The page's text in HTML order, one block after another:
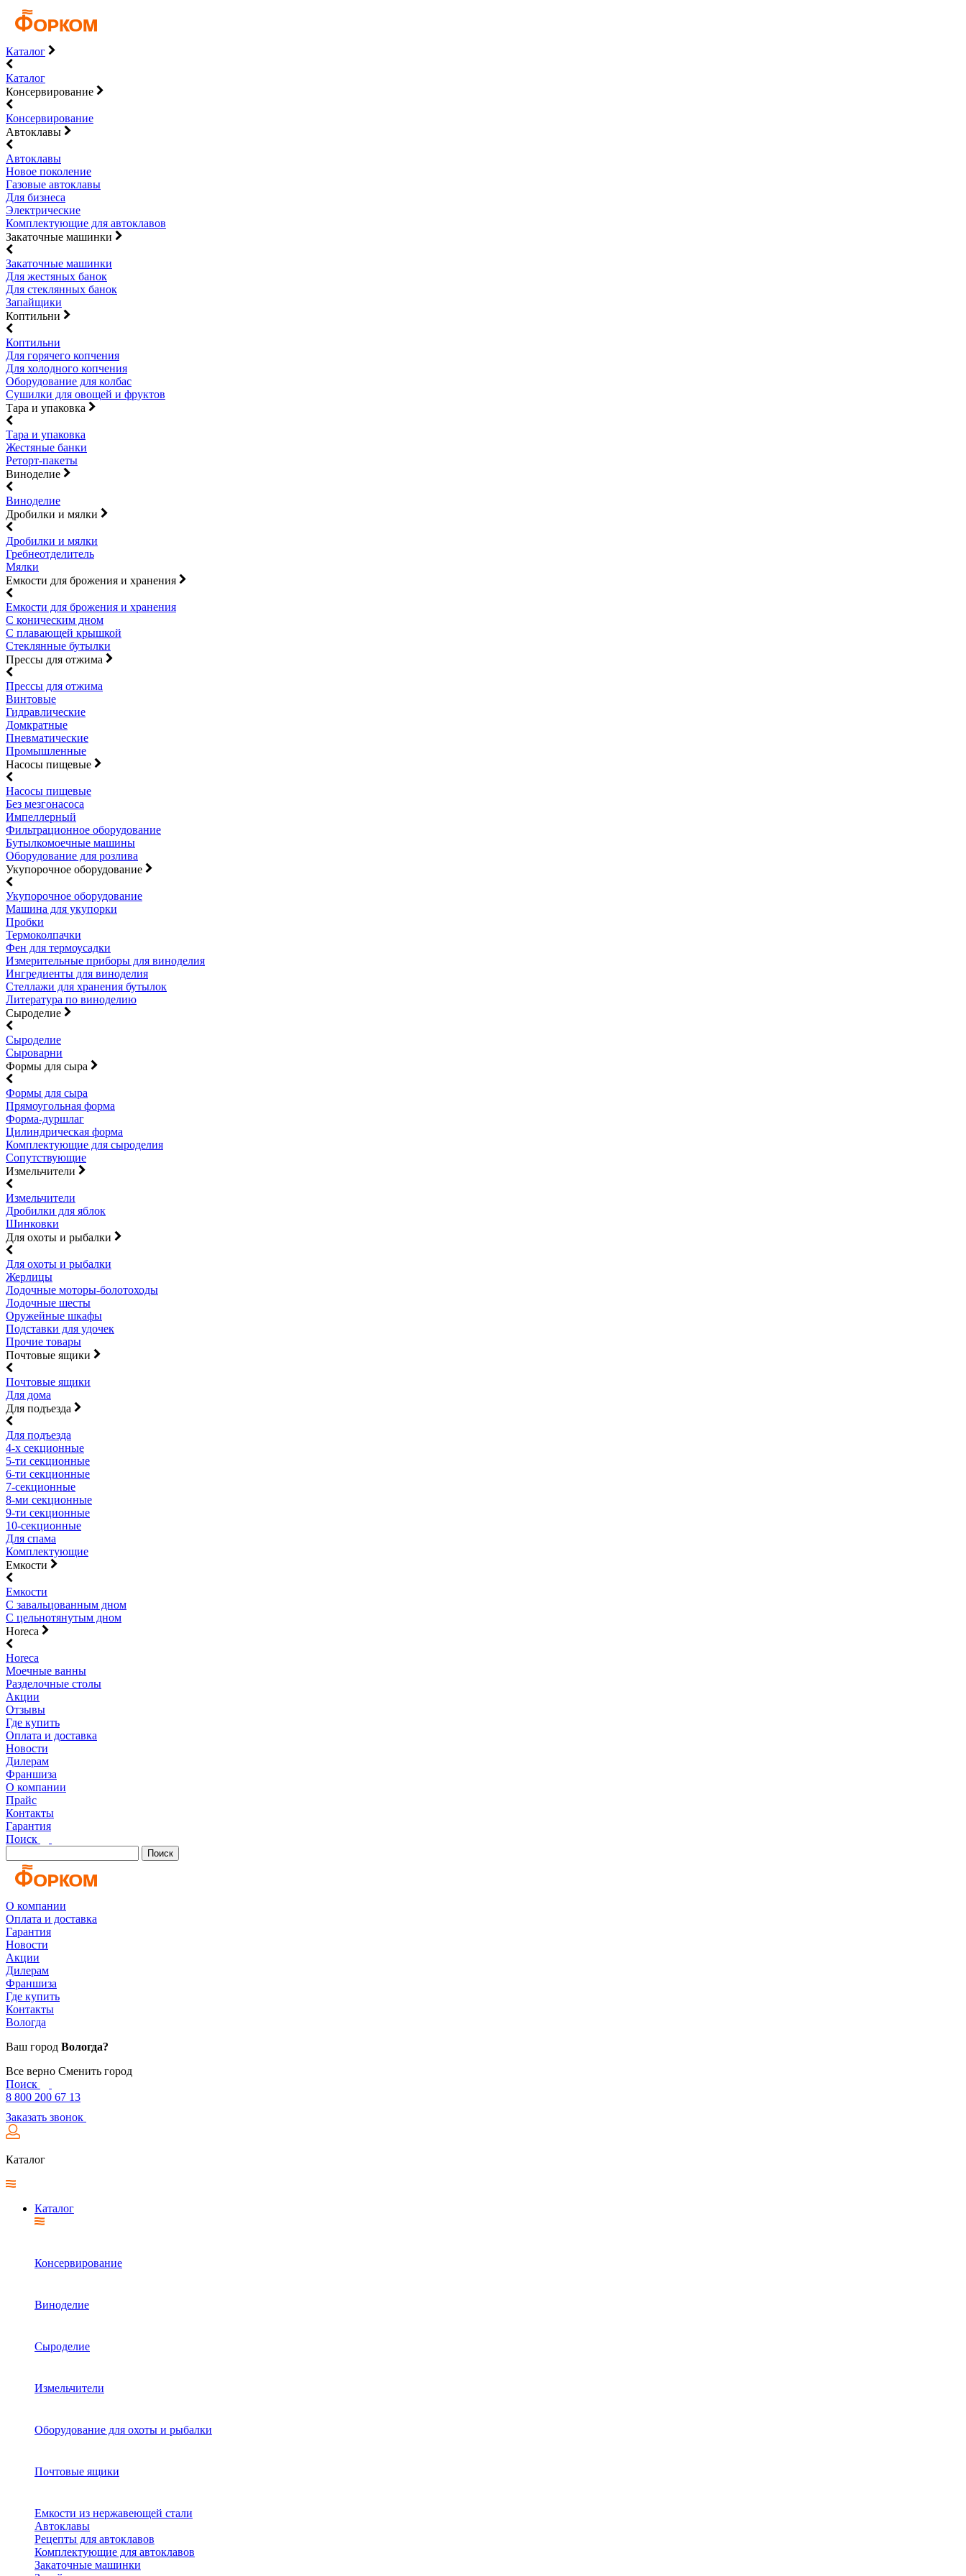
Каталог
Каталог
Консервирование
Консервирование
Автоклавы
Автоклавы
Новое поколение
Газовые автоклавы
Для бизнеса
Электрические
Комплектующие для автоклавов
Закаточные машинки
Закаточные машинки
Для жестяных банок
Для стеклянных банок
Запайщики
Коптильни
Коптильни
Для горячего копчения
Для холодного копчения
Оборудование для колбас
Сушилки для овощей и фруктов
Тара и упаковка
Тара и упаковка
Жестяные банки
Реторт-пакеты
Виноделие
Виноделие
Дробилки и мялки
Дробилки и мялки
Гребнеотделитель
Мялки
Емкости для брожения и хранения
Емкости для брожения и хранения
С коническим дном
С плавающей крышкой
Стеклянные бутылки
Прессы для отжима
Прессы для отжима
Винтовые
Гидравлические
Домкратные
Пневматические
Промышленные
Насосы пищевые
Насосы пищевые
Без мезгонасоса
Импеллерный
Фильтрационное оборудование
Бутылкомоечные машины
Оборудование для розлива
Укупорочное оборудование
Укупорочное оборудование
Машина для укупорки
Пробки
Термоколпачки
Фен для термоусадки
Измерительные приборы для виноделия
Ингредиенты для виноделия
Стеллажи для хранения бутылок
Литература по виноделию
Сыроделие
Сыроделие
Сыроварни
Формы для сыра
Формы для сыра
Прямоугольная форма
Форма-дуршлаг
Цилиндрическая форма
Комплектующие для сыроделия
Сопутствующие
Измельчители
Измельчители
Дробилки для яблок
Шинковки
Для охоты и рыбалки
Для охоты и рыбалки
Жерлицы
Лодочные моторы-болотоходы
Лодочные шесты
Оружейные шкафы
Подставки для удочек
Прочие товары
Почтовые ящики
Почтовые ящики
Для дома
Для подъезда
Для подъезда
4-х секционные
5-ти секционные
6-ти секционные
7-секционные
8-ми секционные
9-ти секционные
10-секционные
Для спама
Комплектующие
Емкости
Емкости
С завальцованным дном
С цельнотянутым дном
Horeca
Horeca
Моечные ванны
Разделочные столы
Акции
Отзывы
Где купить
Оплата и доставка
Новости
Дилерам
Франшиза
О компании
Прайс
Контакты
Гарантия
Поиск
Поиск
О компании
Оплата и доставка
Гарантия
Новости
Акции
Дилерам
Франшиза
Где купить
Контакты
Вологда
Ваш город Вологда?
Все верно Сменить город
Поиск
8 800 200 67 13
Заказать звонок
Каталог
Каталог
Консервирование
Виноделие
Сыроделие
Измельчители
Оборудование для охоты и рыбалки
Почтовые ящики
Емкости из нержавеющей стали
Автоклавы
Рецепты для автоклавов
Комплектующие для автоклавов
Закаточные машинки